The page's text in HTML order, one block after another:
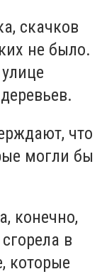
скачков
не было.
что
могли бы
конечно,
в
которые